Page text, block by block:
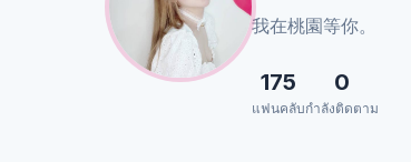
我在桃園等你。
175
แฟนคลับ
0
กำลังติดตาม